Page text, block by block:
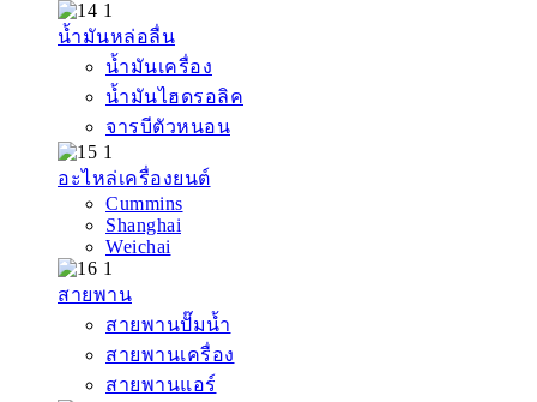
น้ำมันหล่อลื่น
น้ำมันเครื่อง
น้ำมันไฮดรอลิค
จารบีตัวหนอน
อะไหล่เครื่องยนต์
Cummins
Shanghai
Weichai
สายพาน
สายพานปั๊มน้ำ
สายพานเครื่อง
สายพานแอร์